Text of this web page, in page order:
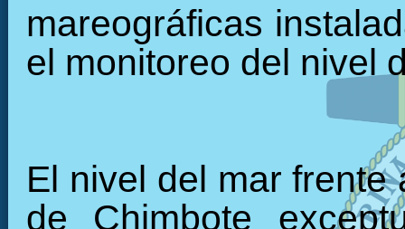
mareográficas
el monitoreo del nivel
El nivel del mar
de Chimbote